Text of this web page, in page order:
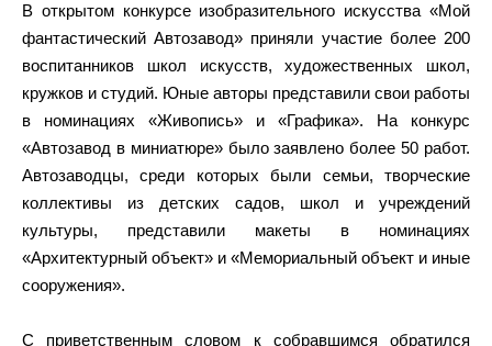
В открытом конкурсе изобразительного искусства «Мой
фантастический Автозавод» приняли участие более 200
воспитанников школ искусств, художественных школ,
кружков и студий. Юные авторы представили свои работы
в номинациях «Живопись» и «Графика». На конкурс
«Автозавод в миниатюре» было заявлено более 50 работ.
Автозаводцы, среди которых были семьи, творческие
коллективы из детских садов, школ и учреждений
культуры, представили макеты в номинациях
«Архитектурный объект» и «Мемориальный объект и иные
сооружения».
С приветственным словом к собравшимся обратился